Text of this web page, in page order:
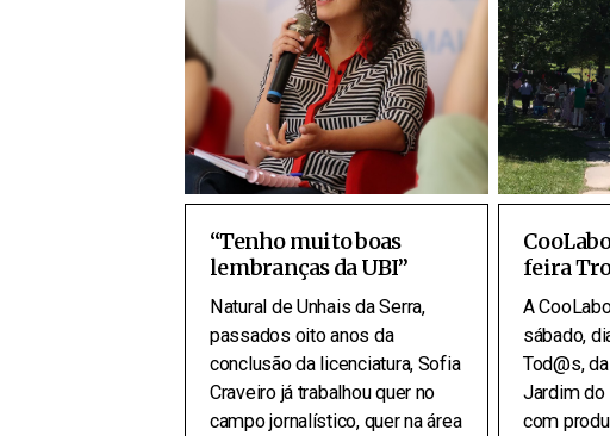
“Tenho muito boas
lembranças da UBI”
Natural de Unhais da Serra,
passados oito anos da
conclusão da licenciatura, Sofia
Craveiro já trabalhou quer no
campo jornalístico, quer na área
feira
A
sábado,
Tod@s,
Jardim do
com